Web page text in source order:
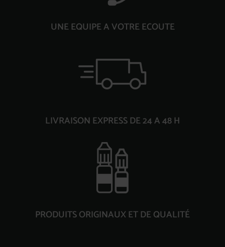
UNE EQUIPE A VOTRE ECOUTE
LIVRAISON EXPRESS DE 24 A 48 H
PRODUITS ORIGINAUX ET DE QUALITÉ